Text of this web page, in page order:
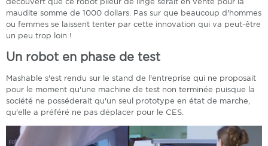
maudite somme de 1000 dollars. Pas sur que beaucoup d'hommes
ou femmes se laissent tenter par cette innovation qui va peut-être
un peu trop loin !
Un robot en phase de test
Mashable s'est rendu sur le stand de l'entreprise qui ne proposait
pour le moment qu'une machine de test non terminée puisque la
société ne posséderait qu'un seul prototype en état de marche,
qu'elle a préféré ne pas déplacer pour le CES.